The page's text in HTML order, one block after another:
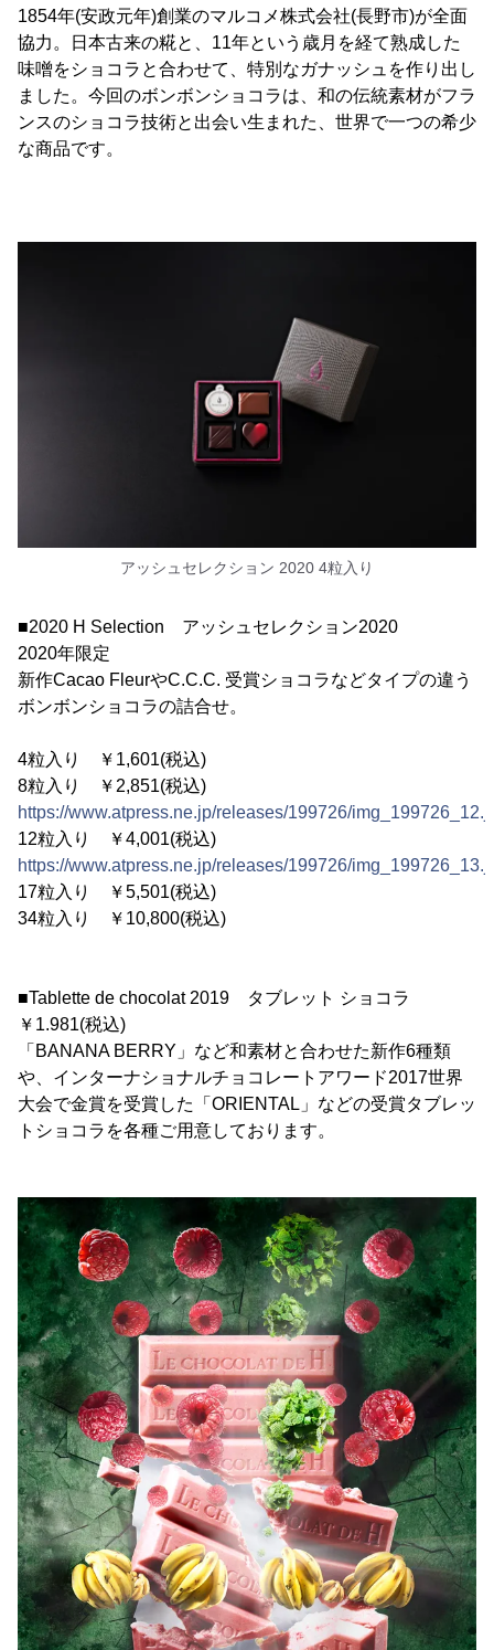
1854年(安政元年)創業のマルコメ株式会社(長野市)が全面
協力。日本古来の糀と、11年という歳月を経て熟成した
味噌をショコラと合わせて、特別なガナッシュを作り出し
ました。今回のボンボンショコラは、和の伝統素材がフラ
ンスのショコラ技術と出会い生まれた、世界で一つの希少
な商品です。
アッシュセレクション 2020 4粒入り
■2020 H Selection アッシュセレクション2020
2020年限定
新作Cacao FleurやC.C.C. 受賞ショコラなどタイプの違う
ボンボンショコラの詰合せ。
4粒入り ￥1,601(税込)
8粒入り ￥2,851(税込)
https://www.atpress.ne.jp/releases/199726/
12粒入り ￥4,001(税込)
https://www.atpress.ne.jp/releases/199726/
17粒入り ￥5,501(税込)
34粒入り ￥10,800(税込)
■Tablette de chocolat 2019 タブレット ショコラ
￥1.981(税込)
「BANANA BERRY」など和素材と合わせた新作6種類
や、インターナショナルチョコレートアワード2017世界
大会で金賞を受賞した「ORIENTAL」などの受賞タブレッ
トショコラを各種ご用意しております。